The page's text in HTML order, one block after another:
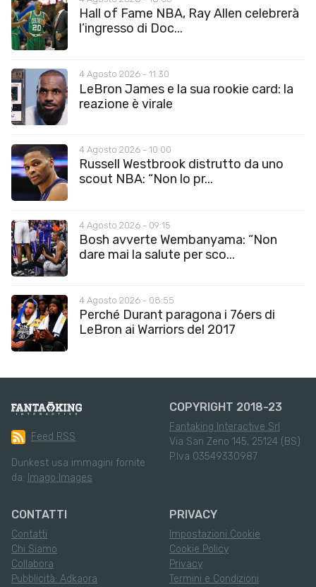
Hall of Fame NBA, Ray Allen celebrerà
l’ingresso di Doc...
4 Agosto 2026 - 11:30
LeBron James e la sua rookie card: la
reazione è virale
4 Agosto 2026 - 10:00
Russell Westbrook distrutto da uno
scout NBA: “Non lo pr...
4 Agosto 2026 - 09:15
Bosh avverte Wembanyama: “Non
dare mai la salute per sco...
4 Agosto 2026 - 08:55
Perché Durant paragona i 76ers di
LeBron ai Warriors del 2017
Feed RSS
Dunkest usa immagini fornite
da: Imago Images
COPYRIGHT 2018-23
Fantaking Interactive Srl
Via San Zeno 145, 25124 (BS)
P.Iva 03549330987
CONTATTI
Contatti
Chi Siamo
Collabora
Pubblicità: Adkaora
PRIVACY
Impostazioni Cookie
Cookie Policy
Privacy
Termini e Condizioni